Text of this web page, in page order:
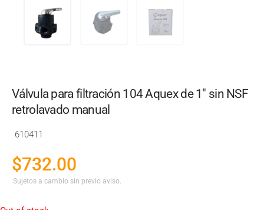
Válvula para filtración 104 Aquex de 1" sin NSF
retrolavado manual
610411
$732.00
Sujetos a cambio sin previo aviso.